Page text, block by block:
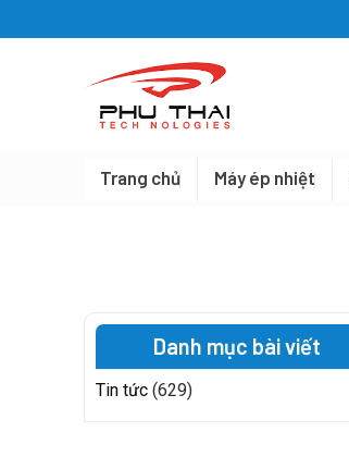
to
Trang chủ Máy ép nhiệt
Danh mục bài viết
Tin tức (629)